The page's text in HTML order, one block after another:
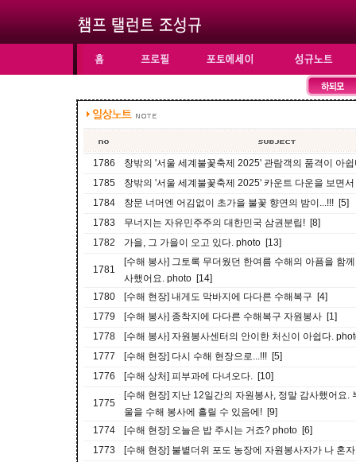
1786
창밖의 '서울 세계불꽃축제 2025' 관람객의 품격이 아
1785
창밖의 '서울 세계불꽃축제 2025' 카운트 다운을 보면
1784
창문 너머엔 어김없이 초가을 불꽃 향연의 밤이...!!! [5]
1783
무너지는 자유민주주의 대한민국 삼권분립! [8]
1782
가을, 그 가을이 오고 있다. photo [13]
1781
[수해 봉사] 그토록 무더웠던 한여름 수해의 아픔을 함
사했어요. photo [14]
1780
[수해 현장] 내게도 막바지에 다다른 수해복구 [4]
1779
[수해 봉사] 종착지에 다다른 수해복구 자원봉사 [1]
1778
[수해 봉사] 자원봉사센터의 안이한 처신이 아쉽다.
1777
[수해 현장] 다시 수해 현장으로...!!! [5]
1776
[수해 상처] 피부과에 다녀오다. [10]
1775
[수해 현장] 지난 12일간의 자원봉사, 정말 감사했어요.
울을 수해 봉사에 흘릴 수 있음에! [9]
1774
[수해 현장] 오늘은 밥 주시는 거죠? photo [6]
1773
[수해 현장] 불볕더위 포도 농장에 자원봉사자가 나 혼